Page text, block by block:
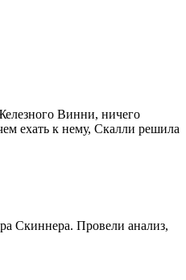
Винни, ничего
ехать к нему, Скалли решила
Скиннера. Провели анализ,